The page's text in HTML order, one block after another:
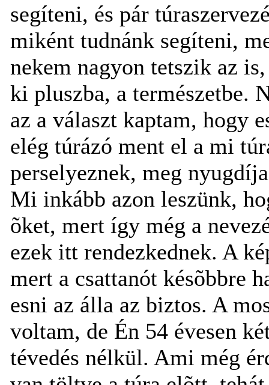
segíteni, és pár
miként tudnánk segíteni,
nekem nagyon tetszik az
ki pluszba, a természetbe.
az a választ kaptam, hogy
elég túrázó ment el a mi
perselyeznek, meg
Mi inkább azon leszünk,
õket, mert így még a
ezek itt rendezkednek. A
mert a csattanót késõbbre
esni az álla az biztos. A
voltam, de Én 54 évesen
tévedés nélkül. Ami még